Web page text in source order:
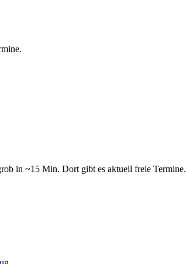
in ~15 Min. Dort gibt es aktuell freie Termine.